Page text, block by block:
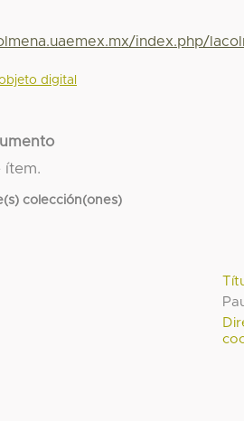
index.php/
digital
ítem.
colección(ones)